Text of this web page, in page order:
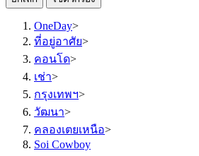
OneDay>
ที่อยู่อาศัย>
คอนโด>
เช่า>
กรุงเทพฯ>
วัฒนา>
คลองเตยเหนือ>
Soi Cowboy